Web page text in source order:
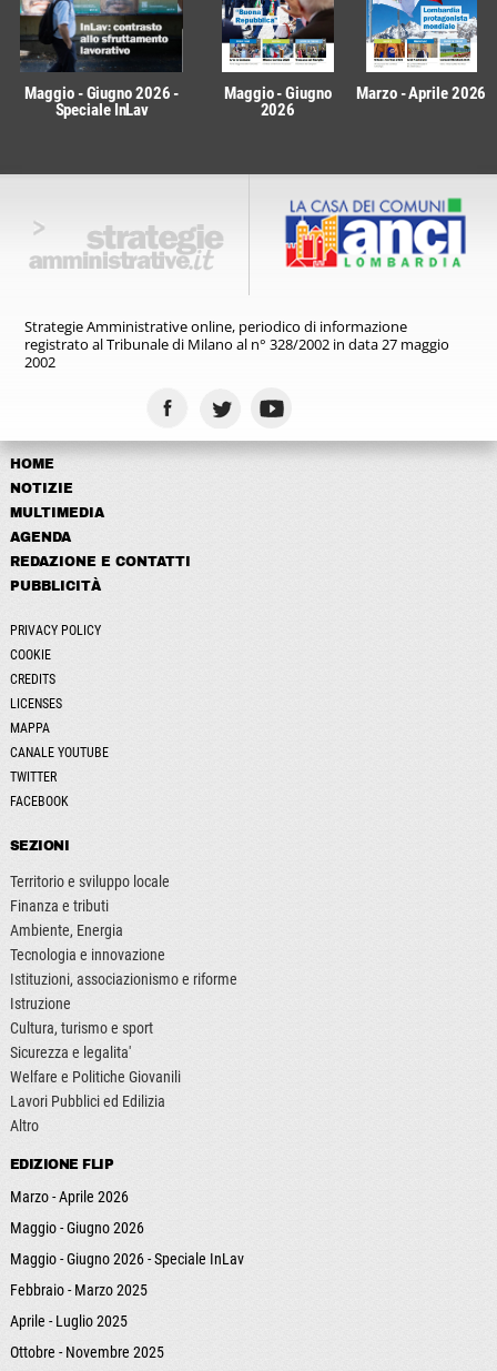
Maggio - Giugno 2026 -
Speciale InLav
Maggio - Giugno
2026
Marzo - Aprile 2026
Strategie Amministrative online, periodico di informazione
registratoal Tribunale di Milano al n° 328/2002 in data 27 maggio
2002
HOME
NOTIZIE
MULTIMEDIA
AGENDA
REDAZIONE E CONTATTI
PUBBLICITÀ
PRIVACY POLICY
COOKIE
CREDITS
LICENSES
MAPPA
CANALE YOUTUBE
TWITTER
FACEBOOK
SEZIONI
Territorio e sviluppo locale
Finanza e tributi
Ambiente, Energia
Tecnologia e innovazione
Istituzioni, associazionismo e riforme
Istruzione
Cultura, turismo e sport
Sicurezza e legalita'
Welfare e Politiche Giovanili
Lavori Pubblici ed Edilizia
Altro
EDIZIONE FLIP
Marzo - Aprile 2026
Maggio - Giugno 2026
Maggio - Giugno 2026 - Speciale InLav
Febbraio - Marzo 2025
Aprile - Luglio 2025
Ottobre - Novembre 2025